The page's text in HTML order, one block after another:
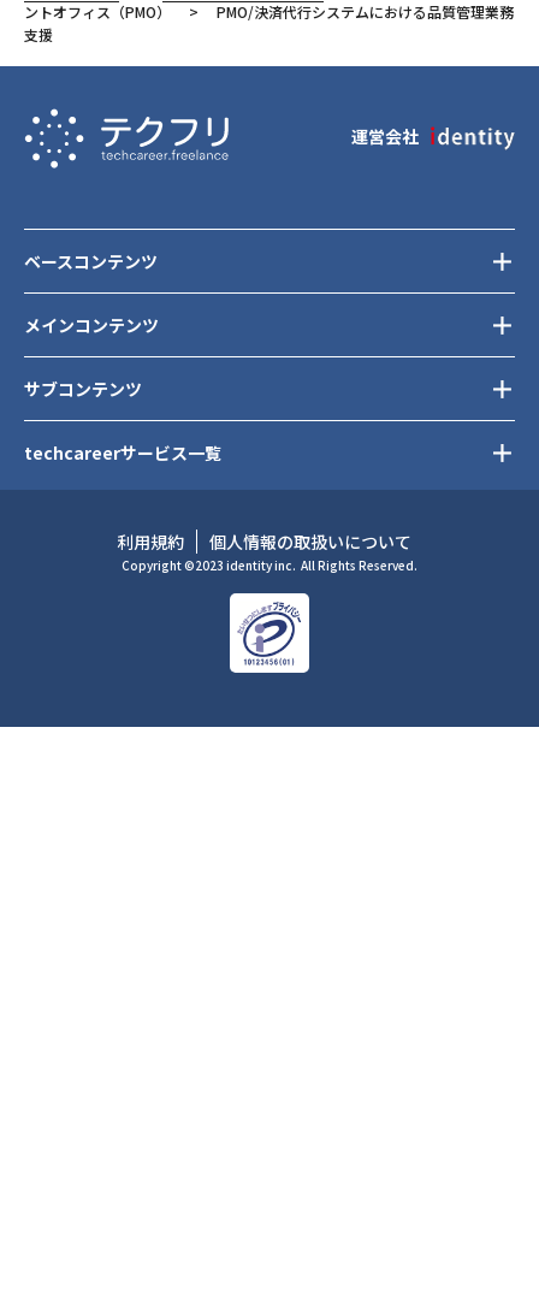
ントオフィス（PMO）
PMO/決済代行システムにおける品質管理業務
支援
運営会社
メインコンテンツ
サブコンテンツ
ベースコンテンツ
techcareerサービス一覧
利用規約 個人情報の取扱いについて
Copyright ©2023 identity inc. All Rights Reserved.